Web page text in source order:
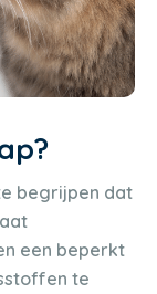
begrijpen dat
een beperkt
te